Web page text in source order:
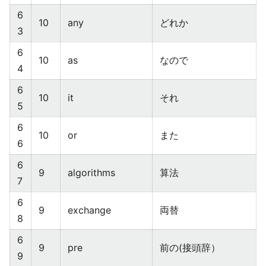
6
3
10 any どれか
6
4
10 as なので
6
5
10 it それ
6
6
10 or また
6
7
9 algorithms 算法
6
8
9 exchange 両替
6
9
9 pre 前の(接頭辞）